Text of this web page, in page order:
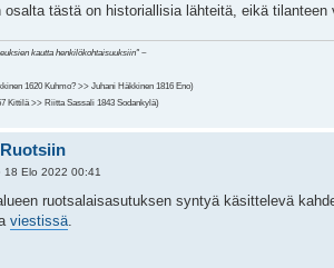
osalta tästä on historiallisia lähteitä, eikä
kautta henkilökohtaisuuksiin" ~
1620 Kuhmo? >> Juhani Häkkinen 1816 Eno)
Kittilä >> Riitta Sassali 1843 Sodankylä)
18 Elo 2022 00:41
ruotsalaisasutuksen syntyä käsittelevä
viestissä